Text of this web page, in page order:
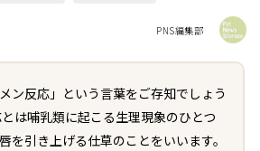
PNS編集部
ン反応」という言葉をご存知でしょう
は哺乳類に起こる生理現象のひとつ
を引き上げる仕草のことをいいます。